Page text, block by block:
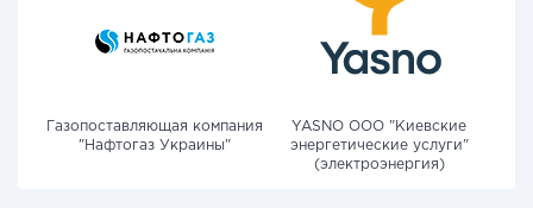
Газопоставляющая компания
"Нафтогаз Украины"
YASNO OOO "Киевские
энергетические услуги"
(электроэнергия)